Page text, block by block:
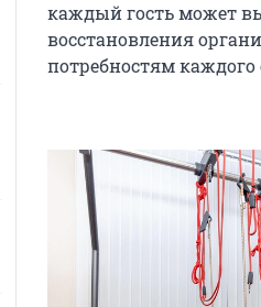
каждый гость может
восстановления
потребностям